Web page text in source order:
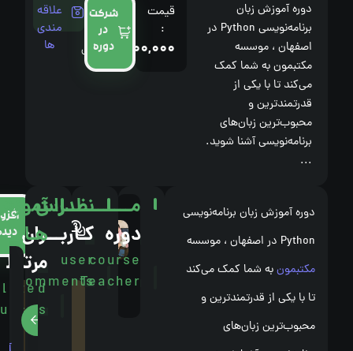
دوره آموزش زبان
برنامه‌نویسی Python در
اصفهان ، موسسه
مکتبمون به شما کمک
می‌کند تا با یکی از
قدرتمندترین و
محبوب‌ترین زبان‌های
برنامه‌نویسی آشنا شوید.
122,000,000 ﷼
شرکت
در
دوره
علاقه
ها
دوره آموزش زبان برنامه‌نویسی
Python در اصفهان ، موسسه
مکتبمونبه شما کمک می‌کند
تا با یکی از قدرتمندترین و
محبوب‌ترین زبان‌های
مــــــــــدرس
دوره
course
Teacher
مدرس
دوره
استاد
اخوان
نظــرات
کـاربـــران
user
Comments
فاقد
دیدگاه
افزودن
دیدگاه
آموزش
هـای
مرتبط
related
courses